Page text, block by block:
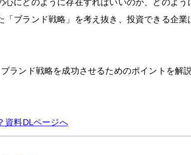
にどのように存在すればいいのか、どのよう
ブランド戦略」を考え抜き、投資できる企業
ランド戦略を成功させるためのポイントを解
資料DLページへ